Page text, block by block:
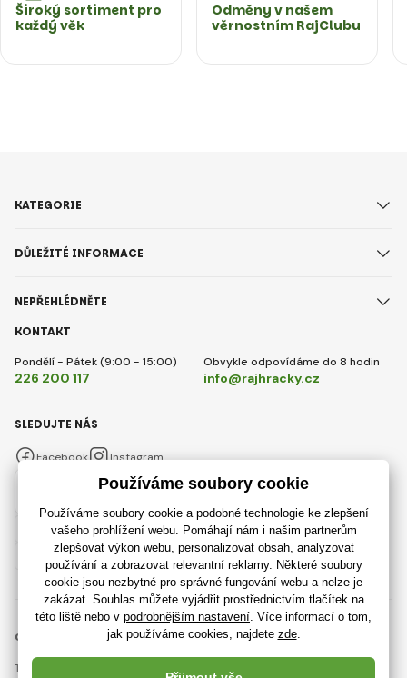
Široký sortiment pro
každý věk
Odměny v našem
věrnostním RajClubu
KONTAKT
Pondělí - Pátek (9:00 - 15:00)
226 200 117
Obvykle odpovídáme do 8 hodin
info@rajhracky.cz
KATEGORIE
DŮLEŽITÉ INFORMACE
NEPŘEHLÉDNĚTE
SLEDUJTE NÁS
Facebook Instagram
© 2018 - 2026 RajHracky.cz, Všechna práva vyhrazena
Tato stránka je chráněna pomocí reCAPTCHA a platí